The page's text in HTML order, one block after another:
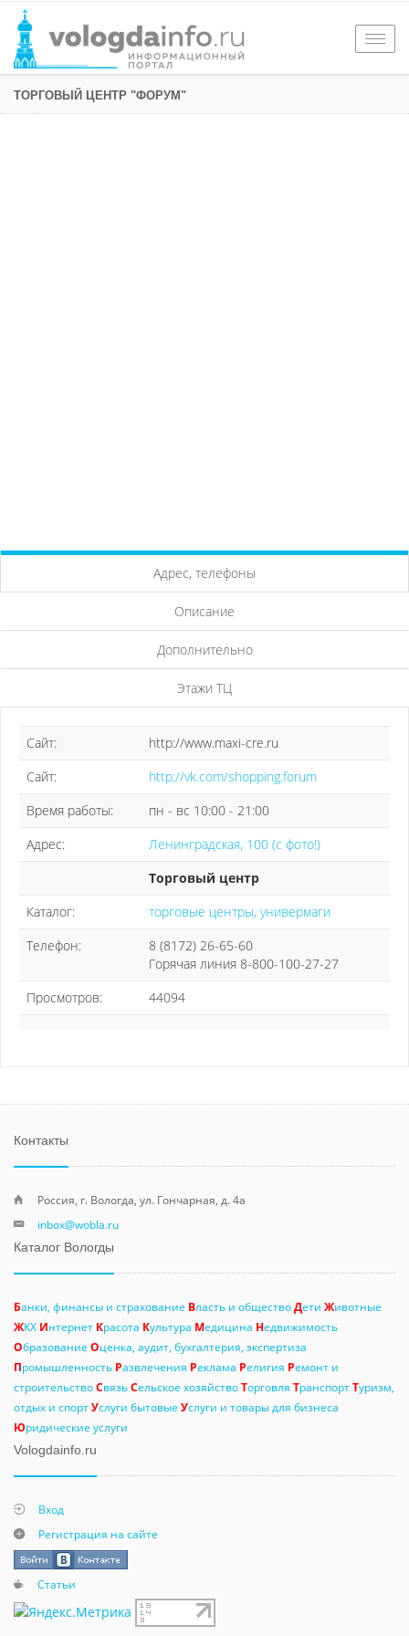
ТОРГОВЫЙ ЦЕНТР "ФОРУМ"
Адрес, телефоны
Описание
Дополнительно
Этажи ТЦ
Сайт:
http://www.maxi-cre.ru
Сайт:
http://vk.com/shopping.forum
Время работы:
пн - вс 10:00 - 21:00
Адрес:
Ленинградская, 100 (с фото!)
Торговый центр
Каталог:
торговые центры, универмаги
Телефон:
8 (8172) 26-65-60
Горячая линия 8-800-100-27-27
Просмотров:
44094
Контакты
Россия, г. Вологда, ул. Гончарная, д. 4а
inbox@wobla.ru
Каталог Вологды
Банки, финансы и страхование Власть и обществоДети Животные
ЖКХ Интернет Красота Культура Медицина Недвижимость
Образование Оценка, аудит, бухгалтерия, экспертиза
Промышленность Развлечения Реклама Религия Ремонт и
строительствоСвязьСельское хозяйствоТорговля ТранспортТуризм,
отдых и спортУслуги бытовые Услуги и товары для бизнеса
Юридические услуги
Vologdainfo.ru
Вход
Регистрация на сайте
Статьи